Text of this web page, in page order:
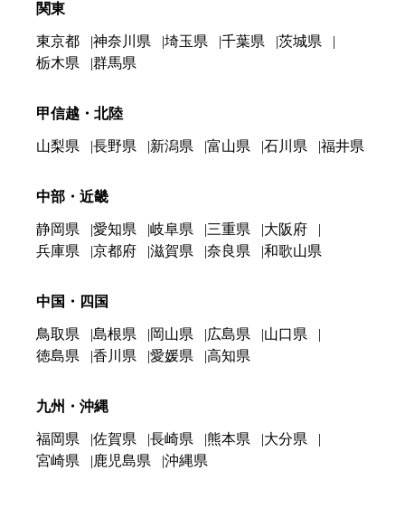
関東
東京都 神奈川県 埼玉県 千葉県
茨城県
栃木県
群馬県
甲信越・北陸
山梨県 長野県 新潟県 富山県 石川県 福井県
中部・近畿
静岡県 愛知県 岐阜県 三重県
大阪府
兵庫県
京都府 滋賀県 奈良県 和歌山県
中国・四国
鳥取県 島根県 岡山県 広島県
山口県
徳島県
香川県 愛媛県 高知県
九州・沖縄
福岡県 佐賀県 長崎県 熊本県
大分県
宮崎県
鹿児島県 沖縄県